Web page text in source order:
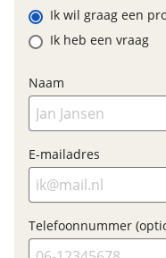
Financieel
Prijs
Bijtellingspercentage
Nieuwprijs
Garanties
BOVAG Garantie
Ik wil graag een
Ik heb een vraag
Naam
E-mailadres
Telefoonnummer